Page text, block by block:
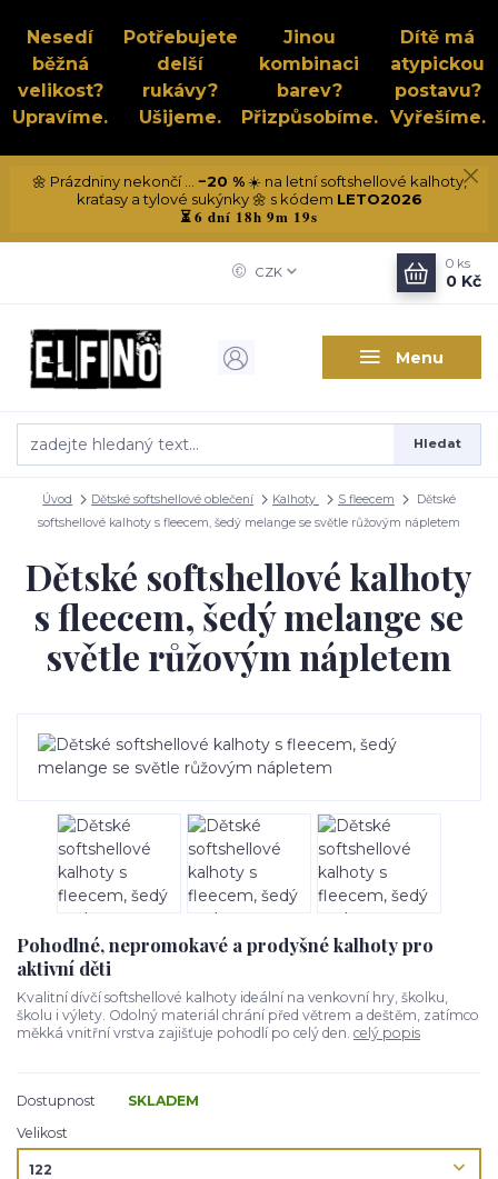
Nesedí
běžná
velikost?
Upravíme.
Potřebujete
delší
rukávy?
Ušijeme.
Jinou
kombinaci
barev?
Přizpůsobíme.
Dítě má
atypickou
postavu?
Vyřešíme.
🌼 Prázdniny nekončí ... −20 %☀️ na letní softshellové kalhoty,
kraťasy a tylové sukýnky 🌼 s kódem LETO2026
⏳6 dní 18h 9m 18s
Menu
CZK
Hledat
0 ks
0 Kč
Úvod Dětské softshellové oblečení Kalhoty S fleecem
Dětské
softshellové kalhoty s fleecem, šedý melange se světle růžovým nápletem
Dětské softshellové kalhoty
s fleecem, šedý melange se
světle růžovým nápletem
Pohodlné, nepromokavé a prodyšné kalhoty pro
aktivní děti
Kvalitní dívčí softshellové kalhoty ideální na venkovní hry, školku,
školu i výlety. Odolný materiál chrání před větrem a deštěm, zatímco
měkká vnitřní vrstva zajišťuje pohodlí po celý den. celý popis
Dostupnost
SKLADEM
Velikost